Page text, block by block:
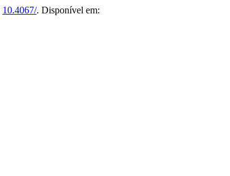
10.4067/. Disponível em: